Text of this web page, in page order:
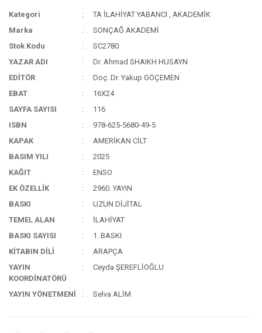
Kategori TA İLAHİYAT YABANCI ,AKADEMİK
Marka
SONÇAĞ AKADEMİ
Stok Kodu
SC2780
YAZAR ADI
Dr. Ahmad SHAIKH HUSAYN
EDİTÖR
Doç. Dr. Yakup GÖÇEMEN
EBAT
16X24
SAYFA SAYISI
116
ISBN
978-625-5680-49-5
KAPAK
AMERİKAN CİLT
BASIM YILI
2025
KAĞIT
ENSO
EK ÖZELLİK
2960. YAYIN
BASKI
UZUN DİJİTAL
TEMEL ALAN
İLAHİYAT
BASKI SAYISI
1. BASKI
KİTABIN DİLİ
ARAPÇA
YAYIN
KOORDİNATÖRÜ
Ceyda ŞEREFLİOĞLU
YAYIN YÖNETMENİ Selva ALİM